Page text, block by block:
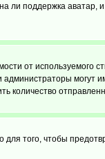
ли поддержка аватар,
от используемого
могут
количество
того, чтобы